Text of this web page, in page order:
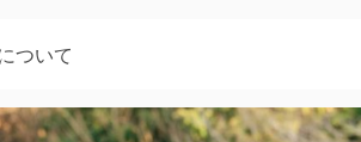
ついて